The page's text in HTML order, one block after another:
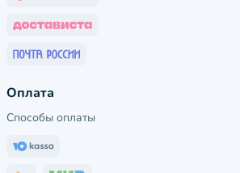
Оплата
Способы оплаты